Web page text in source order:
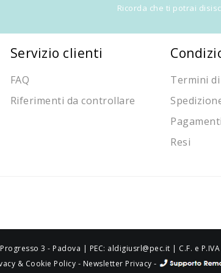
Ricorda che ti potrai
Servizio clienti
FAQ
Riferimenti da controllare
Termini
Pagamenti
Resi
& Cookie Policy - Newsletter Privacy -
Progresso 3 - Padova | PEC: aldigiusrl@pec.it | C.F. e